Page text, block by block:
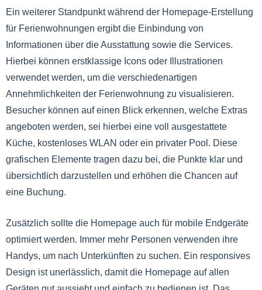
Ein weiterer Standpunkt während der Homepage-Erstellung
für Ferienwohnungen ergibt die Einbindung von
Informationen über die Ausstattung sowie die Services.
Hierbei können erstklassige Icons oder Illustrationen
verwendet werden, um die verschiedenartigen
Annehmlichkeiten der Ferienwohnung zu visualisieren.
Besucher können auf einen Blick erkennen, welche Extras
angeboten werden, sei hierbei eine voll ausgestattete
Küche, kostenloses WLAN oder ein privater Pool. Diese
grafischen Elemente tragen dazu bei, die Punkte klar und
übersichtlich darzustellen und erhöhen die Chancen auf
eine Buchung.
Zusätzlich sollte die Homepage auch für mobile Endgeräte
optimiert werden. Immer mehr Personen verwenden ihre
Handys, um nach Unterkünften zu suchen. Ein responsives
Design ist unerlässlich, damit die Homepage auf allen